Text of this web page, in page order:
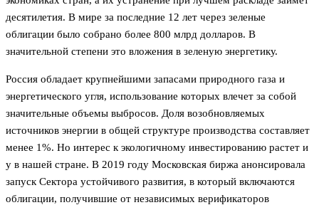
десятилетия. В мире за последние 12 лет через зеленые
облигации было собрано более 800 млрд долларов. В
значительной степени это вложения в зеленую энергетику.
Россия обладает крупнейшими запасами природного газа и
энергетического угля, использование которых влечет за собой
значительные объемы выбросов. Доля возобновляемых
источников энергии в общей структуре производства составляет
менее 1%. Но интерес к экологичному инвестированию растет и
у в нашей стране. В 2019 году Московская биржа анонсировала
запуск Сектора устойчивого развития, в который включаются
облигации, получившие от независимых верификаторов